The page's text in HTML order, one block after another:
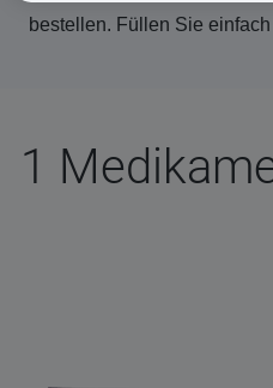
bestellen. Füllen Sie
1